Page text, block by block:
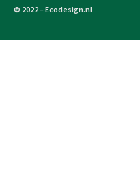
© 2022 – Ecodesign.nl